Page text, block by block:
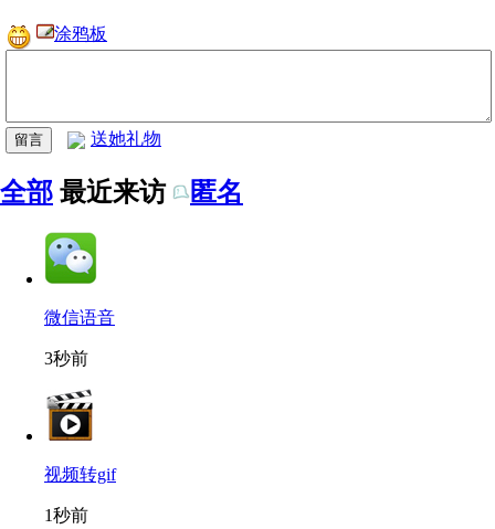
涂鸦板
送她礼物
全部 最近来访 匿名
微信语音
3秒前
视频转gif
1秒前